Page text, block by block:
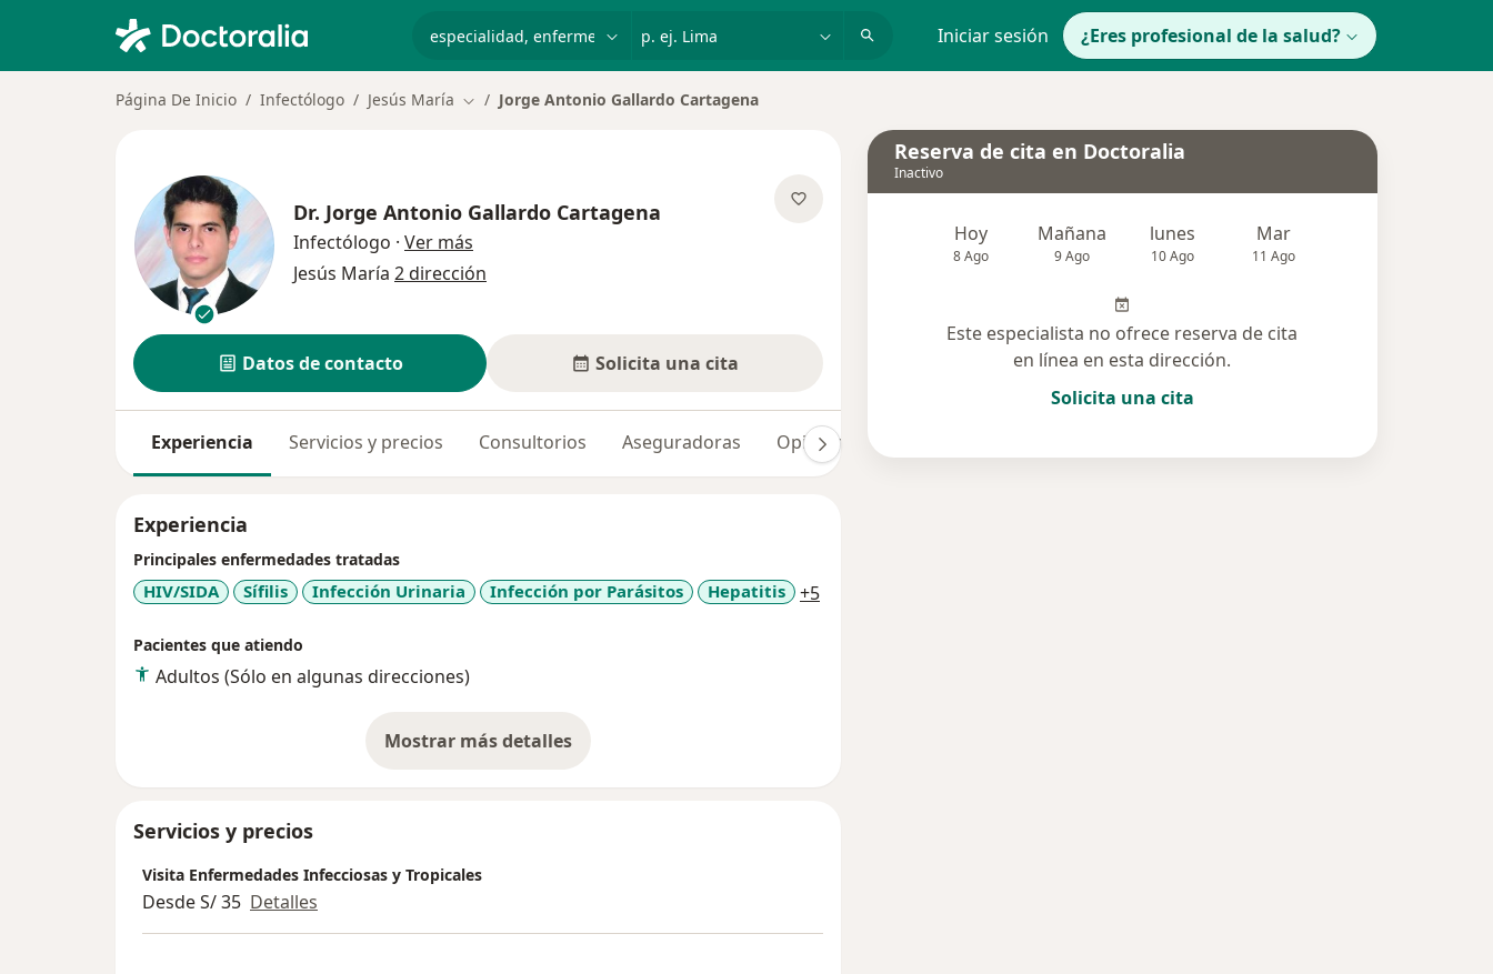
Iniciar sesión ¿Eres profesional de la salud?
Página De Inicio Infectólogo Jesús María Cambiar de ciudad
Jorge Antonio Gallardo Cartagena
Dr. Jorge Antonio Gallardo Cartagena
Infectólogo · Ver más
Jesús María 2 dirección
Datos de contacto Solicita una cita
Experiencia Servicios y precios Consultorios Aseguradoras Opiniones
Experiencia
Principales enfermedades tratadas
HIV/SIDA Sífilis Infección Urinaria Infección por Parásitos Hepatitis +5a11y_sr_more_diseases
Pacientes que atiendo
Adultos (Sólo en algunas direcciones)
Mostrar más detalles
sobre la experiencia
Servicios y precios
Visita Enfermedades Infecciosas y Tropicales
Desde S/ 35 Detalles
Reserva de cita en Doctoralia
Inactivo
Hoy
8 Ago
Mañana
9 Ago
lunes
10 Ago
Mar
11 Ago
Este especialista no ofrece reserva de cita
en línea en esta dirección.
Solicita una cita